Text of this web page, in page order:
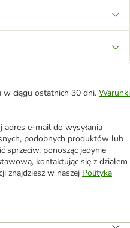
w ciągu ostatnich 30 dni. Warunki
e-mail do wysyłania
podobnych produktów lub
sprzeciw, ponosząc jedynie
kontaktując się z działem
znajdziesz w naszej Polityka